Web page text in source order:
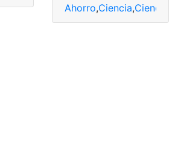
Ahorro,Ciencia,Ciencias